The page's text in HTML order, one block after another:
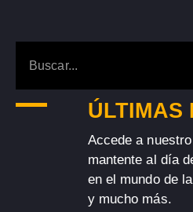
ÚLTIMAS
Accede a
mantente al día
en el mundo de
y mucho más.